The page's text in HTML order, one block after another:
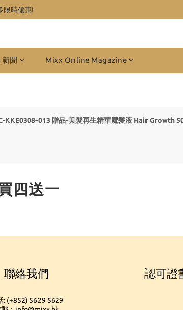
限時優惠!
聞 Mixx Online Magazine
KKE0308-013 贈品-美髮再生精華魔髪液 Hair Growth
四送一
聯絡我們
: (+852) 5629 5629
認可證